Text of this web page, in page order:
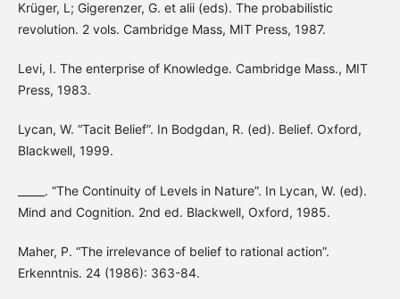
Krüger, L; Gigerenzer, G. et alii (eds). The probabilistic
revolution. 2 vols. Cambridge Mass, MIT Press, 1987.
Levi, I. The enterprise of Knowledge. Cambridge Mass., MIT
Press, 1983.
Lycan, W. “Tacit Belief”. In Bodgdan, R. (ed). Belief. Oxford,
Blackwell, 1999.
_____. “The Continuity of Levels in Nature”. In Lycan, W. (ed).
Mind and Cognition. 2nd ed. Blackwell, Oxford, 1985.
Maher, P. “The irrelevance of belief to rational action”.
Erkenntnis. 24 (1986): 363-84.